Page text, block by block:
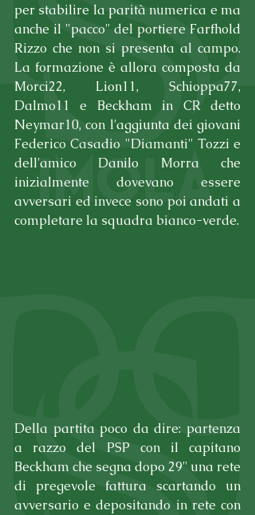
per stabilire la parità numerica e ma
anche il "pacco" del portiere Farfhold
Rizzo che non si presenta al campo.
La formazione è allora composta da
Morci22, Lion11, Schioppa77,
Dalmo11 e Beckham in CR detto
Neymar10, con l'aggiunta dei giovani
Federico Casadio "Diamanti" Tozzi e
dell'amico Danilo Morra che
inizialmente dovevano essere
avversari ed invece sono poi andati a
completare la squadra bianco-verde.
Della partita poco da dire: partenza
a razzo del PSP con il capitano
Beckham che segna dopo 29'' una rete
di pregevole fattura scartando un
avversario e depositando in rete con